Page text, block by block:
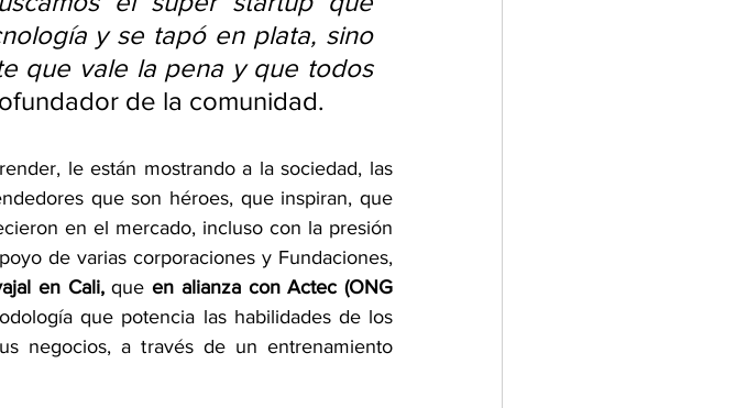
y se tapó en plata, sino
que vale la pena y que todos
de la comunidad.
le están mostrando a la sociedad, las
que son héroes, que inspiran, que
en el mercado, incluso con la presión
de varias corporaciones y Fundaciones,
en Cali, que en alianza con Actec (ONG
que potencia las habilidades de los
negocios, a través de un entrenamiento